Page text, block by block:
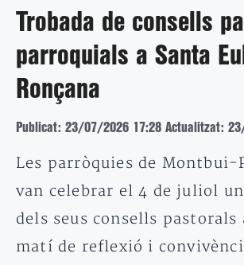
Trobada de consells
parroquials a Santa
Ronçana
Publicat: 23/07/2026 17:28 Actualitzat:
Les parròquies de Montbui-
van celebrar el 4 de juliol
dels seus consells pastorals
matí de reflexió i